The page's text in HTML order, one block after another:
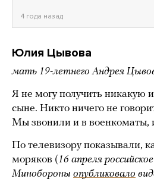
4 года назад
Юлия Цывова
мать 19-летнего Андрея
Я не могу получить
сыне. Никто ничего не
Мы звонили и в
По телевизору показывали,
моряков ( 16 апреля российское
Минобороны опубликовало